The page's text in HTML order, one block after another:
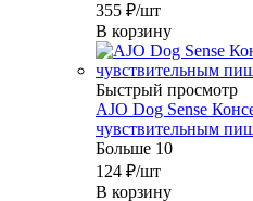
355 ₽/шт
В корзину
Быстрый просмотр
AJO Dog Sense
чувствительным
Больше 10
124 ₽/шт
В корзину